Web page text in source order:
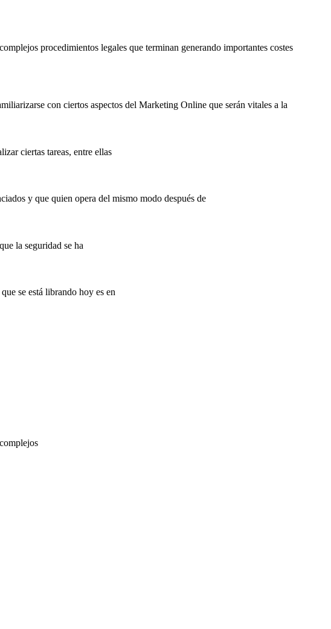
procedimientos legales que terminan generando importantes costes
con ciertos aspectos del Marketing Online que serán vitales a la
ciertas tareas, entre ellas
y que quien opera del mismo modo después de
la seguridad se ha
se está librando hoy es en